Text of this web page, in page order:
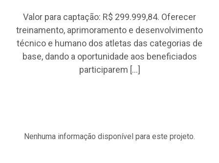
Valor para captação: R$ 299.999,84. Oferecer
treinamento, aprimoramento e desenvolvimento
técnico e humano dos atletas das categorias de
base, dando a oportunidade aos beneficiados
participarem […]
Nenhuma informação disponível para este projeto.